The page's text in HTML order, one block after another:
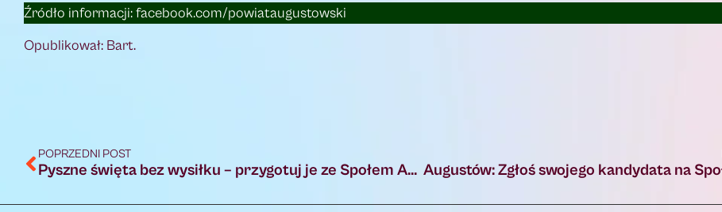
Źródło informacji: facebook.com/powiataugustowski
Opublikował: Bart.
POPRZEDNI POST
Pyszne święta bez wysiłku – przygotuj je ze Społem Augustów!